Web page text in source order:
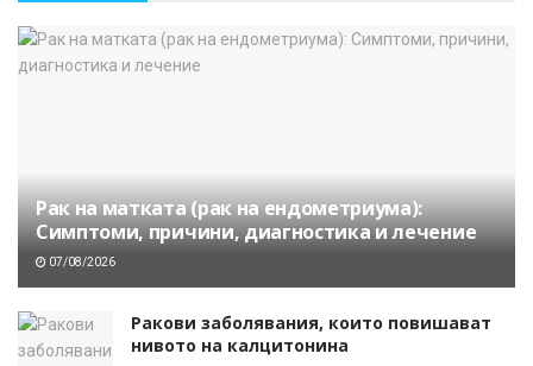
Рак на матката (рак на ендометриума):
Симптоми, причини, диагностика и лечение
07/08/2026
Ракови заболявания, които повишават
нивото на калцитонина